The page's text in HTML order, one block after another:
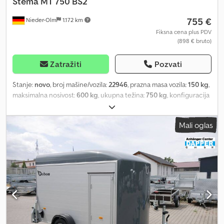
Nieder-Olm 1.172 km 755 €
Fiksna cena plus PDV
(898 € bruto)
Zatražiti Pozvati
Stanje: novo, broj mašine/vozila: 22946, prazna masa vozila:150 kg,
maksimalna nosivost:600 kg , ukupna težina:750 kg , konfiguracija
, dužina tovarnog prostora:
utovarnog prostora:1.080 mm, visina tovarnog prostora:1.080
mm
, Nagibne rampe i kanali - uključuje i nagibnu rampu Šasija i
okvir - optimalna stabilnost na putu zahvaljujući na test stazi
proverenom šasijom sa STEMA sigurnosnom V-rudom - vučna
kugla sa sigurnosnim indikatorom Chjdpfxehyf Ago Ak Hsa -
delimično toplo pocinkovana - šasija je zavrtnjima pričvršćena
Osvetljenje - moderna multifunkcionalna rasveta - sa zadnjim
maglenim svetlom - 13-polni priključak, EU oprema Točkovi i
osovine - robusna gumnooslonjena osovina - lageri točkova bez
potrebe za održavanjem - opremljeno blatobranima protiv
prskanja - čvrsti blatobrani od pocinkovanog čelika Mogućnosti
Mali oglas